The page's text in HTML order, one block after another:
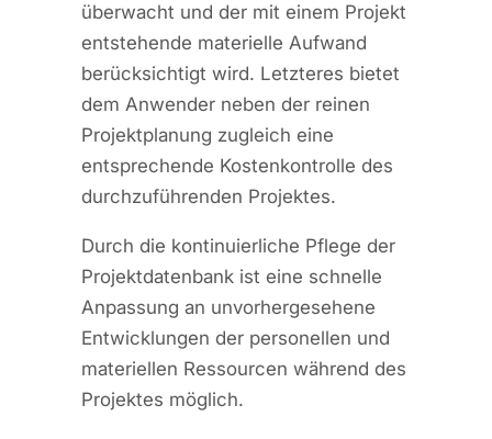
überwacht und der mit einem Projekt
entstehende materielle Aufwand
berücksichtigt wird. Letzteres bietet
dem Anwender neben der reinen
Projektplanung zugleich eine
entsprechende Kostenkontrolle des
durchzuführenden Projektes.
Durch die kontinuierliche Pflege der
Projektdatenbank ist eine schnelle
Anpassung an unvorhergesehene
Entwicklungen der personellen und
materiellen Ressourcen während des
Projektes möglich.